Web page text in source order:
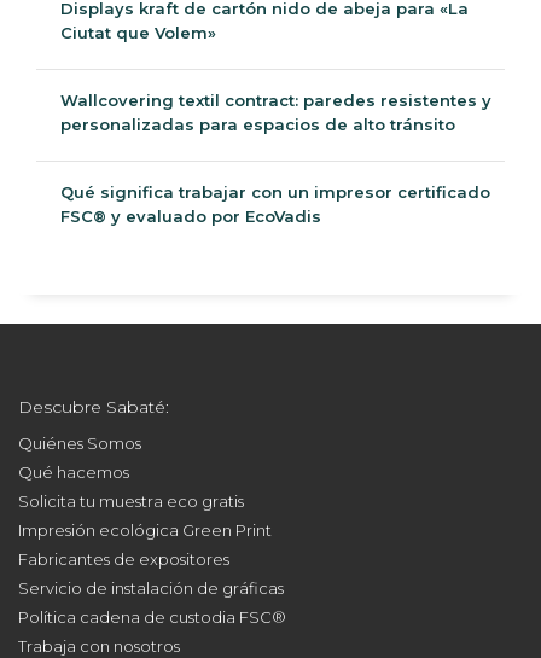
Displays kraft de cartón nido de abeja para «La
Ciutat que Volem»
Wallcovering textil contract: paredes resistentes y
personalizadas para espacios de alto tránsito
Qué significa trabajar con un impresor certificado
FSC® y evaluado por EcoVadis
Descubre Sabaté:
Quiénes Somos
Qué hacemos
Solicita tu muestra eco gratis
Impresión ecológica Green Print
Fabricantes de expositores
Servicio de instalación de gráficas
Política cadena de custodia FSC®
Trabaja con nosotros